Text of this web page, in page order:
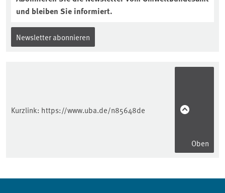
und bleiben Sie informiert.
Newsletter abonnieren
Kurzlink: https://www.uba.de/n85648de
Oben